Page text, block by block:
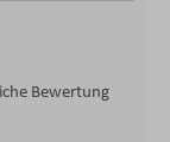
Bewertung